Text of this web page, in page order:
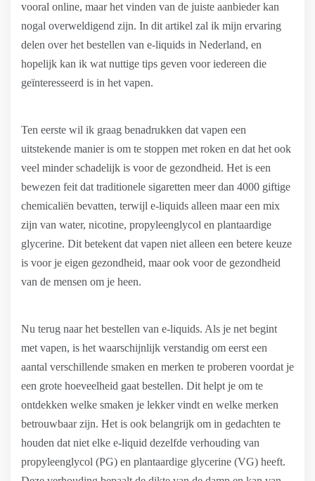
vooral online, maar het vinden van de juiste aanbieder kan
nogal overweldigend zijn. In dit artikel zal ik mijn ervaring
delen over het bestellen van e-liquids in Nederland, en
hopelijk kan ik wat nuttige tips geven voor iedereen die
geïnteresseerd is in het vapen.
Ten eerste wil ik graag benadrukken dat vapen een
uitstekende manier is om te stoppen met roken en dat het ook
veel minder schadelijk is voor de gezondheid. Het is een
bewezen feit dat traditionele sigaretten meer dan 4000 giftige
chemicaliën bevatten, terwijl e-liquids alleen maar een mix
zijn van water, nicotine, propyleenglycol en plantaardige
glycerine. Dit betekent dat vapen niet alleen een betere keuze
is voor je eigen gezondheid, maar ook voor de gezondheid
van de mensen om je heen.
Nu terug naar het bestellen van e-liquids. Als je net begint
met vapen, is het waarschijnlijk verstandig om eerst een
aantal verschillende smaken en merken te proberen voordat je
een grote hoeveelheid gaat bestellen. Dit helpt je om te
ontdekken welke smaken je lekker vindt en welke merken
betrouwbaar zijn. Het is ook belangrijk om in gedachten te
houden dat niet elke e-liquid dezelfde verhouding van
propyleenglycol (PG) en plantaardige glycerine (VG) heeft.